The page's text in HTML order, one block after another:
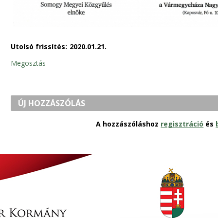
Utolsó frissítés: 2020.01.21.
Megosztás
ÚJ HOZZÁSZÓLÁS
A hozzászóláshoz regisztráció és